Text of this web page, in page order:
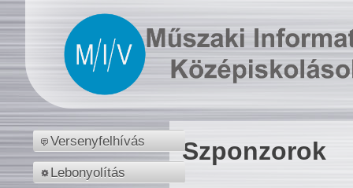
Versenyfelhívás
Lebonyolítás
Szponzorok